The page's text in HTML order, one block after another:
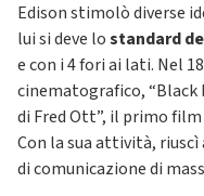
Edison stimolò diverse
lui si deve lostandard
e con i 4 fori ai lati. Nel
cinematografico, “Black
di Fred Ott”, il primo
Con la sua attività,
di comunicazione di